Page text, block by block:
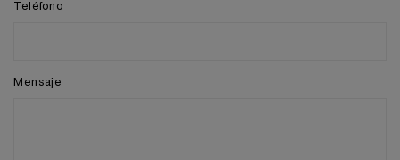
Teléfono
Mensaje